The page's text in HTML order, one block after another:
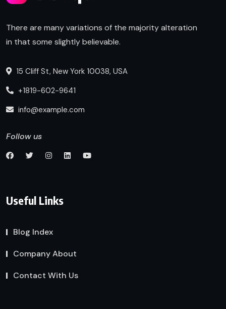
There are many variations of the majority alteration
in that some slightly believable.
15 Cliff St, New York 10038, USA
+1819-602-9641
info@example.com
Follow us
Useful Links
Blog Index
Company About
Contact With Us